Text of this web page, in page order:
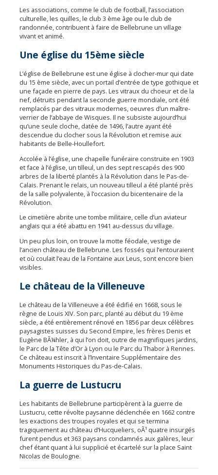
Les associations, comme le club de football, l’association
culturelle, les quilles, le club 3 ème âge ou le club de
randonnée, contribuent à faire de Bellebrune un village
vivant et animé.
Une église du 15ème siècle
L’église de Bellebrune est une église à clocher-mur qui date
du 15 ème siècle, avec un portail d’entrée de type gothique et
une façade en pierre de pays. Les vitraux du choeur et de la
nef, détruits pendant la seconde guerre mondiale, ont été
remplacés par des vitraux modernes, oeuvres d’un maître-
verrier de l’abbaye de Wisques. Il ne subsiste aujourd’hui
qu’une seule cloche, datée de 1496, l’autre ayant été
descendue du clocher sous la Révolution et remise aux
habitants de Belle-Houllefort.
Accolée à l’église, une chapelle funéraire construite en 1903
et face à l’église, un tilleul, un des sept rescapés des 900
arbres de la liberté plantés à la Révolution dans le Pas-de-
Calais. Prenant le relais, un nouveau tilleul a été planté près
de la salle polyvalente, à l’occasion du bicentenaire de la
Révolution.
Le cimetière abrite une tombe militaire, celle d’un aviateur
anglais qui a été abattu en 1941 au-dessus du village.
Un peu plus loin, on trouve la motte féodale, vestige de
l’ancien château de Bellebrune. Les fossés qui l’entouraient
et où coulait l’eau de la Fontaine aux Leus, sont encore bien
visibles.
Le château de la Villeneuve
Le château de la Villeneuve a été édifié en 1668, sous le
règne de Louis XIV. Son parc, planté au début du 19 ème
siècle, a été entièrement rénové en 1856 par deux célèbres
paysagistes suisses du Second Empire, les frères Denis et
Eugène BÃ¼hler, à qui l’on doit, outre de magnifiques jardins,
le Parc de la Tête d’Or à Lyon ou le Parc du Thabor à Rennes.
Ce château est inscrit à l’Inventaire Supplémentaire des
Monuments Historiques du Pas-de-Calais.
La guerre de Lustucru
Les habitants de Bellebrune participèrent à la guerre de
Lustucru, cette révolte paysanne déclenchée en 1662 contre
les exactions des troupes royales et qui se termina
tragiquement au château d’Hucqueliers, oÃ¹ quatre insurgés
furent pendus et 363 paysans condamnés aux galères, leur
chef étant quant à lui supplicié et écartelé sur la place Saint
Nicolas de Boulogne.